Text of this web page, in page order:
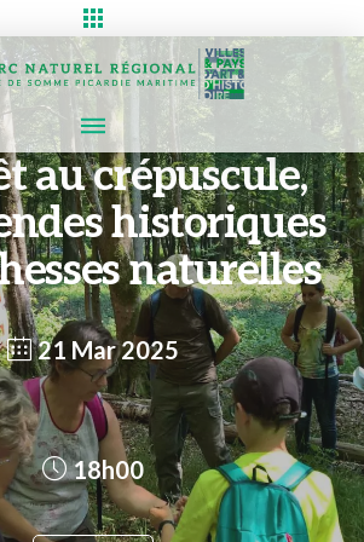
au crépuscule,
historiques
naturelles
21 Mar 2025
18h00